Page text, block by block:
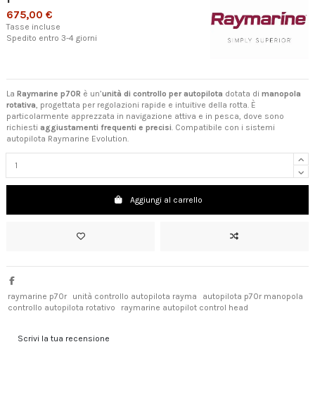
675,00 €
Tasse incluse
Spedito entro 3-4 giorni
La Raymarine p70R è un’unità di controllo per autopilota dotata di manopola
rotativa, progettata per regolazioni rapide e intuitive della rotta. È
particolarmente apprezzata in navigazione attiva e in pesca, dove sono
richiesti aggiustamenti frequenti e precisi. Compatibile con i sistemi
autopilota Raymarine Evolution.
Aggiungi al carrello
raymarine p70r unità controllo autopilota rayma
autopilota p70r manopola
controllo autopilota rotativo
raymarine autopilot control head
Scrivi la tua recensione